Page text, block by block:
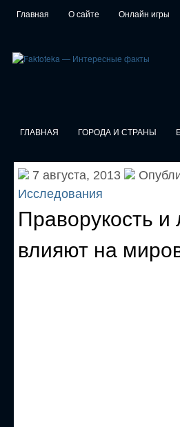
Главная О сайте Онлайн игры
ГЛАВНАЯ ГОРОДА И СТРАНЫ
7 августа, 2013
Исследования
Праворукость и
влияют на